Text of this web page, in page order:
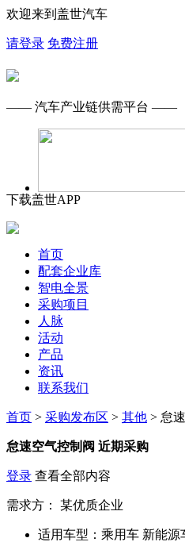
欢迎来到盖世汽车
请登录 免费注册
—— 汽车产业链供需平台 ——
下载盖世APP
首页
配套企业库
智电全景
采购项目
人脉
活动
产品
资讯
联系我们
首页 > 采购发布区 > 其他 > 怠
怠速空气控制阀 近期采购
登录 查看全部内容
需求方： 某优质企业
适用车型： 乘用车 新能源